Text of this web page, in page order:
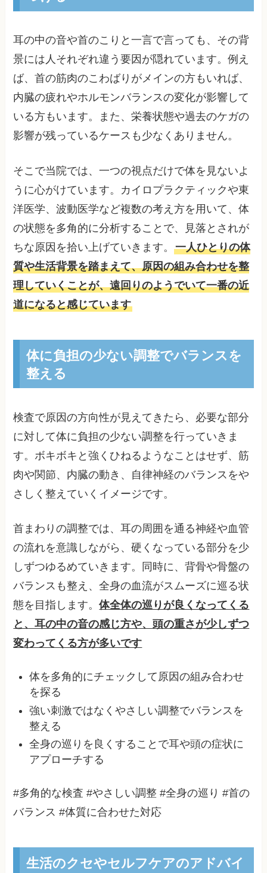
耳の中の音や首のこりと一言で言っても、その背
景には人それぞれ違う要因が隠れています。例え
ば、首の筋肉のこわばりがメインの方もいれば、
内臓の疲れやホルモンバランスの変化が影響して
いる方もいます。また、栄養状態や過去のケガの
影響が残っているケースも少なくありません。
そこで当院では、一つの視点だけで体を見ないよ
うに心がけています。カイロプラクティックや東
洋医学、波動医学など複数の考え方を用いて、体
の状態を多角的に分析することで、見落とされが
ちな原因を拾い上げていきます。一人ひとりの体
質や生活背景を踏まえて、原因の組み合わせを整
理していくことが、遠回りのようでいて一番の近
道になると感じています
体に負担の少ない調整でバランスを
整える
検査で原因の方向性が見えてきたら、必要な部分
に対して体に負担の少ない調整を行っていきま
す。ボキボキと強くひねるようなことはせず、筋
肉や関節、内臓の動き、自律神経のバランスをや
さしく整えていくイメージです。
首まわりの調整では、耳の周囲を通る神経や血管
の流れを意識しながら、硬くなっている部分を少
しずつゆるめていきます。同時に、背骨や骨盤の
バランスも整え、全身の血流がスムーズに巡る状
態を目指します。体全体の巡りが良くなってくる
と、耳の中の音の感じ方や、頭の重さが少しずつ
変わってくる方が多いです
体を多角的にチェックして原因の組み合わせ
を探る
強い刺激ではなくやさしい調整でバランスを
整える
全身の巡りを良くすることで耳や頭の症状に
アプローチする
#多角的な検査 #やさしい調整 #全身の巡り #首の
バランス #体質に合わせた対応
生活のクセやセルフケアのアドバイ